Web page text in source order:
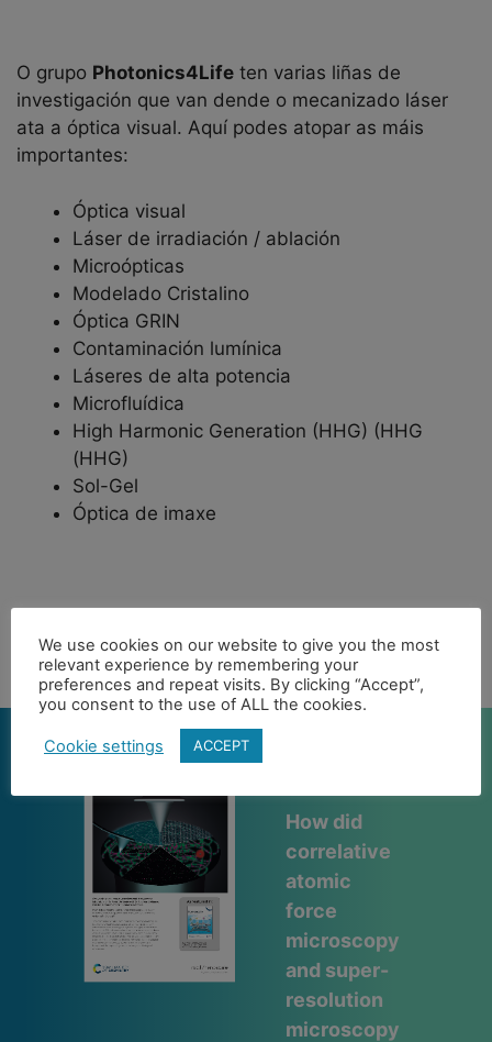
O grupo Photonics4Life ten varias liñas de
investigación que van dende o mecanizado láser
ata a óptica visual. Aquí podes atopar as máis
importantes:
Óptica visual
Láser de irradiación / ablación
Microópticas
Modelado Cristalino
Óptica GRIN
Contaminación lumínica
Láseres de alta potencia
Microfluídica
High Harmonic Generation (HHG) (HHG
(HHG)
Sol-Gel
Óptica de imaxe
publicacións
How did
correlative
atomic
force
microscopy
and super-
resolution
microscopy
We use cookies on our website to give you the most
relevant experience by remembering your
preferences and repeat visits. By clicking “Accept”,
you consent to the use of ALL the cookies.
Cookie settings ACCEPT